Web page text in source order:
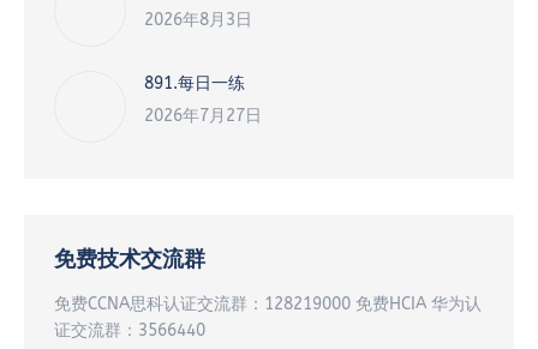
2026年8月3日
891.每日一练
2026年7月27日
免费技术交流群
免费CCNA思科认证交流群：128219000 免费HCIA 华为认
证交流群：3566440